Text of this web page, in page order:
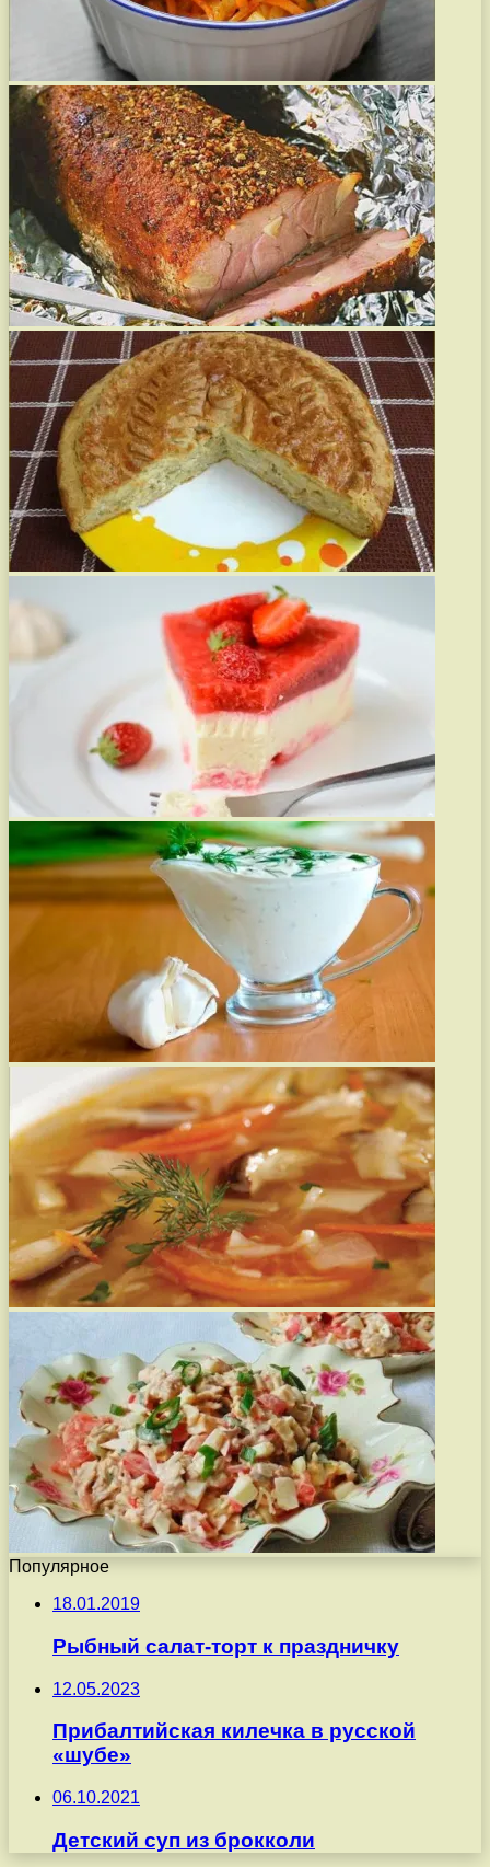
Популярное
18.01.2019
Рыбный салат-торт к праздничку
12.05.2023
Прибалтийская килечка в русской
«шубе»
06.10.2021
Детский суп из брокколи